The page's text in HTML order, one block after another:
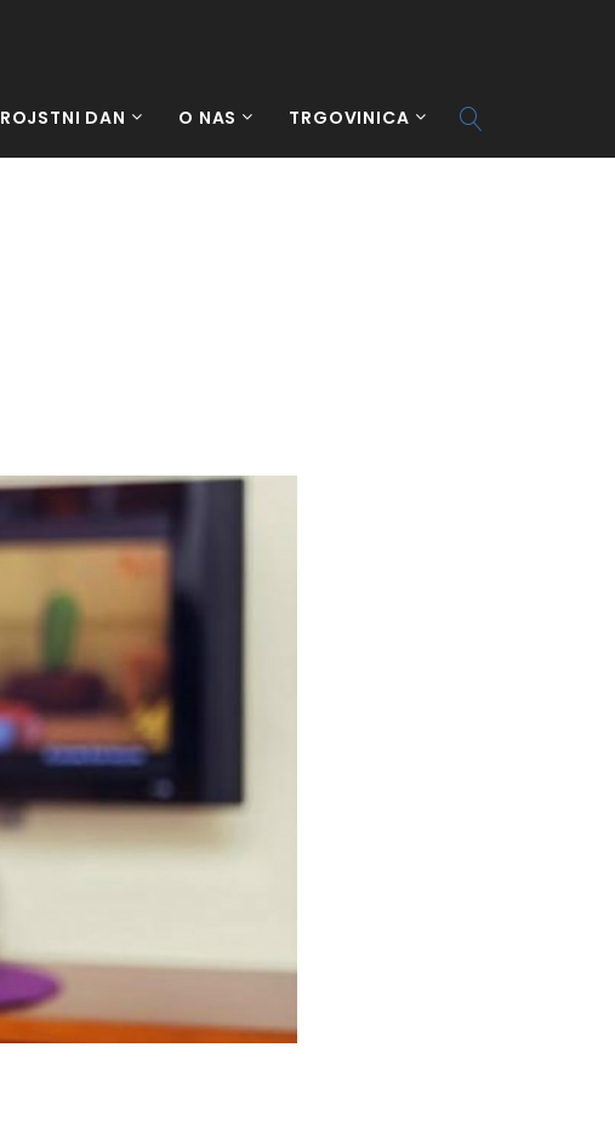
ROJSTNI DAN O NAS TRGOVINICA